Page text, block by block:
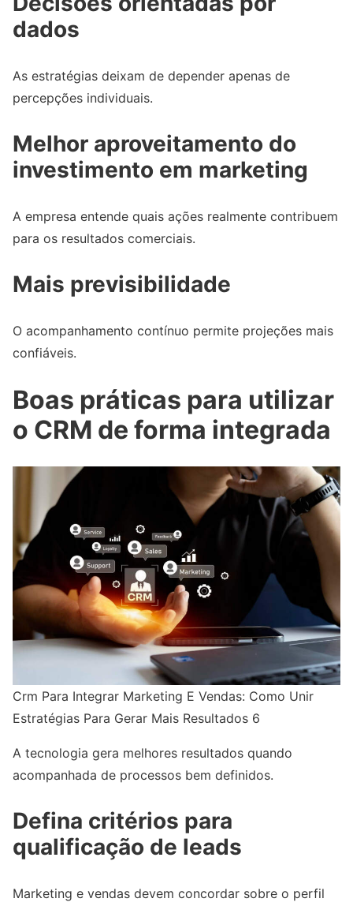
dados
As estratégias deixam de depender apenas de
percepções individuais.
Melhor aproveitamento do
investimento em marketing
A empresa entende quais ações realmente contribuem
para os resultados comerciais.
Mais previsibilidade
O acompanhamento contínuo permite projeções mais
confiáveis.
Boas práticas para utilizar
o CRM de forma integrada
Crm Para Integrar Marketing E Vendas: Como Unir
Estratégias Para Gerar Mais Resultados 6
A tecnologia gera melhores resultados quando
acompanhada de processos bem definidos.
Defina critérios para
qualificação de leads
Marketing e vendas devem concordar sobre o perfil